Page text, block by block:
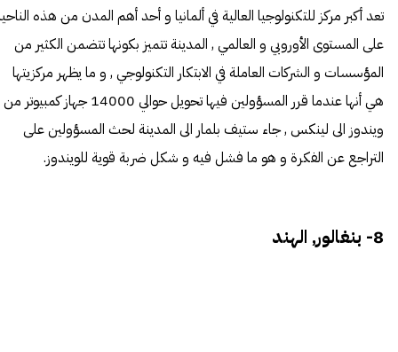
تعد أكبر مركز للتكنولوجيا العالية في ألمانيا و أحد أهم المدن من هذه
على المستوى الأوروبي و العالمي , المدينة تتميز بكونها تتضمن الكثير من
المؤسسات و الشركات العاملة في الابتكار التكنولوجي , و ما يظهر مركزيتها
هي أنها عندما قرر المسؤولين فيها تحويل حوالي 14000 جهاز كمبيوتر من
ويندوز الى لينكس , جاء ستيف بلمار الى المدينة لحث المسؤولين على
التراجع عن الفكرة و هو ما فشل فيه و شكل ضربة قوية للويندوز.
8- بنغالور, الهند